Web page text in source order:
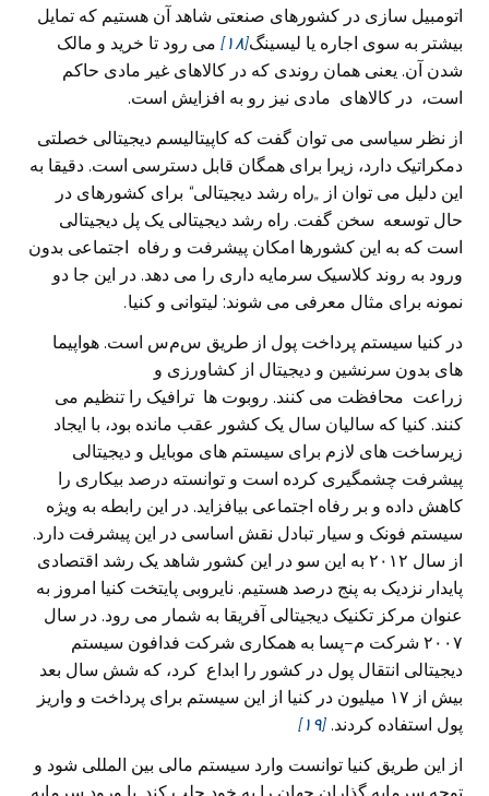
اتومبیل سازی در کشورهای صنعتی شاهد آن هستیم که تمایل
بیشتر به سوی اجاره یا لیسینگ[۱۸]
می‌ رود تا خرید و مالک
شدن آن. یعنی‌ همان روندی که در کالاهای غیر مادی حاکم
است، در کالاهای مادی نیز رو به افزایش است.
از نظر سیاسی می‌ توان گفت که کاپیتالیسم دیجیتالی خصلتی
دمکراتیک دارد، زیرا برای همگان قابل دسترسی‌ است. دقیقا به
این دلیل می‌ توان از „راه رشد دیجیتالی“ برای کشورهای در
حال توسعه سخن گفت. راه رشد دیجیتالی یک پل دیجیتالی
است که به این کشورها امکان پیشرفت و رفاه اجتماعی بدون
ورود به روند کلاسیک سرمایه داری را می‌ دهد. در این جا دو
نمونه برای مثال معرفی‌ می‌ شوند: لیتوانی و کنیا.
در کنیا سیستم پرداخت پول از طریق س‌م‌س است. هواپیما
های بدون سرنشین و دیجیتال از کشاورزی و
زراعت محافظت می‌ کنند. روبوت ها ترافیک را تنظیم می‌
کنند. کنیا که سالیان سال یک کشور عقب مانده بود، با ایجاد
زیرساخت های لازم برای سیستم های موبایل و دیجیتالی
پیشرفت چشمگیری کرده است و توانسته درصد بیکاری را
کاهش داده و بر رفاه اجتماعی بیافزاید. در این رابطه به ویژه
سیستم فونک و سیار تبادل نقش اساسی‌ در این پیشرفت دارد.
از سال ۲۰۱۲ به این سو در این کشور شاهد یک رشد اقتصادی
پایدار نزدیک به پنج درصد هستیم. نایروبی پایتخت کنیا امروز به
عنوان مرکز تکنیک دیجیتالی آفریقا به شمار می‌ رود. در سال
۲۰۰۷ شرکت م
–پسا به همکاری شرکت فدافون سیستم
دیجیتالی انتقال پول در کشور را ابداع کرد، که شش سال بعد
بیش از ۱۷ میلیون در کنیا از این سیستم برای پرداخت و واریز
پول استفاده کردند. [۱۹]
از این طریق کنیا توانست وارد سیستم مالی‌ بین المللی شود و